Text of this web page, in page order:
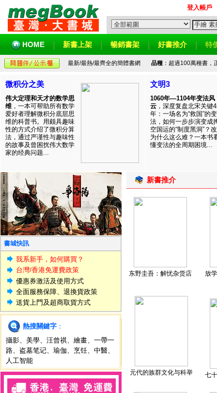
登入帳戶
HOME 新書上架 暢銷書架 好書推介 特
最新/最熱/最齊全的簡體書網 品種：超過100萬種書，
微积分之美
伟大定理和天才的数学思
维 ，一本可帮助所有数学
爱好者理解微积分底层思
维的科普书。用颇具趣味
性的方式介绍了微积分算
法，通过严谨性与趣味性
的故事及曾困扰伟大数学
家的经典问题...
文明3
1060年—1104年变法风
云 ，深度复盘北宋关键
年：一场名为“救国”的变
法，如何一步步演变成
空国运的“制度黑洞”？
为什么这么难？一本书
懂变法的全周期困境...
書城快訊
我系新手，如何購買？
台灣/香港免運費政策
優惠券激活及使用方式
全面服務保障、退換貨政策
送貨上門及超商取貨方式
熱搜關鍵字 ：
攝影
美學 汪曾祺 繪畫
一帶一
路
盗墓笔记 瑜伽 烹饪 中醫
人工智能
新書推介
东野圭吾：解忧杂货店 放
元代的族群文化与科举 七